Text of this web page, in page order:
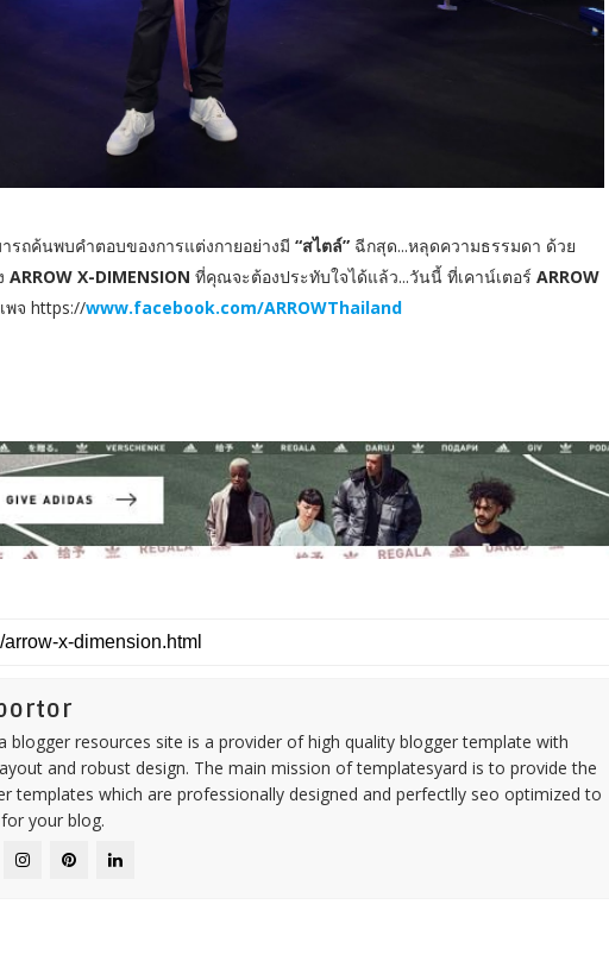
ถค้นพบคำตอบของการแต่งกายอย่างมี “สไตล์” ฉีกสุด...หลุดความธรรมดา ด้วย
ARROW X-DIMENSION ที่คุณจะต้องประทับใจได้แล้ว...วันนี้ ที่เคาน์เตอร์ ARROW
พจ https://www.facebook.com/ARROWThailand
blogger resources site is a provider of high quality blogger template with
and robust design. The main mission of templatesyard is to provide the
templates which are professionally designed and perfectlly seo optimized to
your blog.